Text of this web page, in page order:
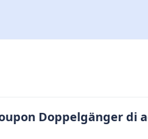
Doppelgänger di